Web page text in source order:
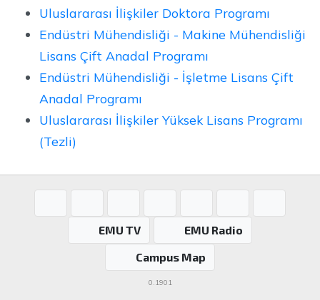
Uluslararası İlişkiler Doktora Programı
Endüstri Mühendisliği - Makine Mühendisliği
Lisans Çift Anadal Programı
Endüstri Mühendisliği - İşletme Lisans Çift
Anadal Programı
Uluslararası İlişkiler Yüksek Lisans Programı
(Tezli)
EMU TV
EMU Radio
Campus Map
0.1901